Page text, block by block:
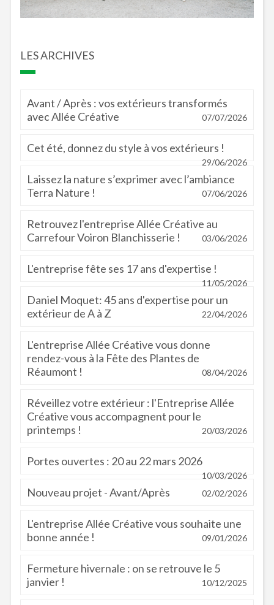
LES ARCHIVES
Avant / Après : vos extérieurs transformés
avec Allée Créative
07/07/2026
Cet été, donnez du style à vos extérieurs !
29/06/2026
Laissez la nature s’exprimer avec l’ambiance
Terra Nature !
07/06/2026
Retrouvez l'entreprise Allée Créative au
Carrefour Voiron Blanchisserie !
03/06/2026
L'entreprise fête ses 17 ans d'expertise !
11/05/2026
Daniel Moquet: 45 ans d'expertise pour un
extérieur de A à Z
22/04/2026
L'entreprise Allée Créative vous donne
rendez-vous à la Fête des Plantes de
Réaumont !
08/04/2026
Réveillez votre extérieur : l'Entreprise Allée
Créative vous accompagnent pour le
printemps !
20/03/2026
Portes ouvertes : 20 au 22 mars 2026
10/03/2026
Nouveau projet - Avant/Après 02/02/2026
L'entreprise Allée Créative vous souhaite une
bonne année !
09/01/2026
Fermeture hivernale : on se retrouve le 5
janvier !
10/12/2025